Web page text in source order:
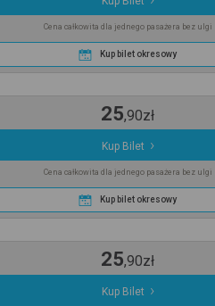
Cena całkowita dla jednego pasażera bez ulgi
Kup bilet okresowy
25,90zł
Kup Bilet
Cena całkowita dla jednego pasażera bez ulgi
Kup bilet okresowy
25,90zł
Kup Bilet